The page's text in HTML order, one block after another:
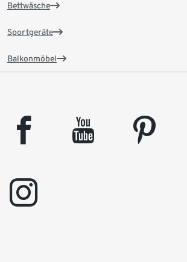
Bettwäsche
Sportgeräte
Balkonmöbel
facebook youtube pinterest
instagram